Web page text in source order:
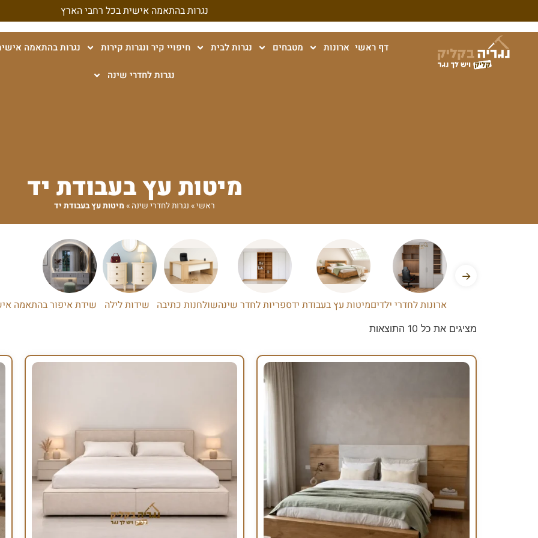
נגרות בהתאמה אישית בכל רחבי הארץ
דף ראשי ארונות מטבחים נגרות לבית חיפויי קיר ונגרות קירות נגרות בהתאמה
נגרות לחדרי שינה
מיטות עץ בעבודת יד
ראשי» נגרות לחדרי שינה » מיטות עץ בעבודת יד
ארונות לחדרי ילדיםמיטות עץ בעבודת ידספריות לחדר שינהשולחנות כתיבה שידות לילה שידת איפור בהתאמה
→
מציגים את כל ⁦10⁩ התוצאות